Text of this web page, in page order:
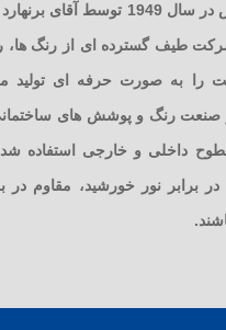
کارخانه رنگ رمرس در سال
طیف گسترده ای از رنگ ها،
را به صورت حرفه ای تولید
صنعت رنگ و پوشش های
داخلی و خارجی استفاده
در برابر نور خورشید، مقاوم